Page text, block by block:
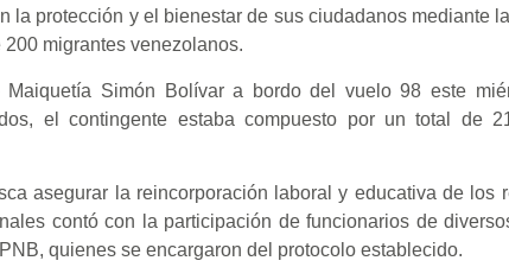
la protección y el bienestar de sus ciudadanos mediante
migrantes venezolanos.
Simón Bolívar a bordo del vuelo 98 este
el contingente estaba compuesto por un total de
asegurar la reincorporación laboral y educativa de los
contó con la participación de funcionarios de
quienes se encargaron del protocolo establecido.